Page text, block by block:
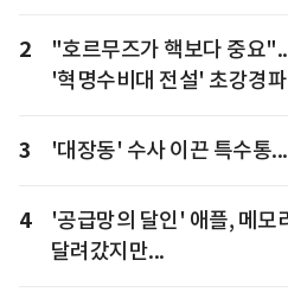
2
"호르무즈가 핵보다 중요
'혁명수비대 전설' 초강경파
3 '대장동' 수사 이끈 특수통
4
'공급망의 달인' 애플, 메모
달려갔지만...